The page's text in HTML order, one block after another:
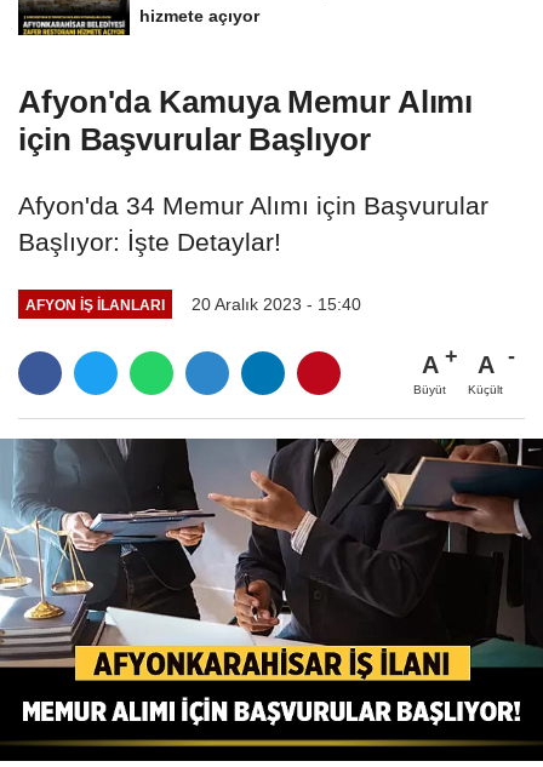
hizmete açıyor
Afyon'da Kamuya Memur Alımı
için Başvurular Başlıyor
Afyon'da 34 Memur Alımı için Başvurular
Başlıyor: İşte Detaylar!
AFYON İŞ İLANLARI 20 Aralık 2023 - 15:40
A
Büyüt
A
Küçült